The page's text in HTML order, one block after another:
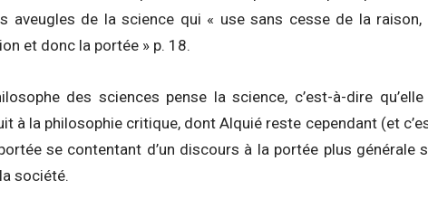
aveugles de la science qui « use sans cesse de la raison,
et donc la portée » p. 18.
des sciences pense la science, c’est-à-dire
à la philosophie critique, dont Alquié reste cependant (et
se contentant d’un discours à la portée plus générale
société.